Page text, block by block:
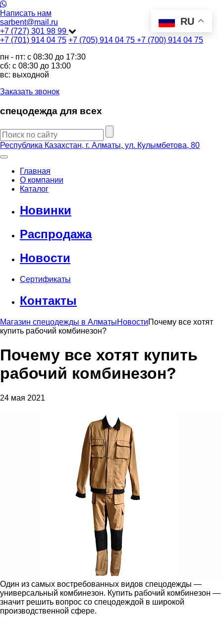
Написать нам
sarbent@mail.ru
+7 (727) 301 98 99
+7 (701) 914 04 75 +7 (705) 914 04 75 +7 (700) 914 04 75
пн - пт: c 08:30 до 17:30
сб: c 08:30 до 13:00
вс: выходной
Заказать звонок
спецодежда для всех
Республика Казахстан, г. Алматы, ул. Кулымбетова, 80
Главная
О компании
Каталог
Новинки
Распродажа
Новости
Сертификаты
Контакты
Магазин спецодежды в АлматыНовостиПочему все хотят
купить рабочий комбинезон?
Почему все хотят купить
рабочий комбинезон?
24 мая 2021
Один из самых востребованных видов спецодежды —
универсальный комбинезон. Купить рабочий комбинезон —
значит решить вопрос со спецодеждой в широкой
производственной сфере.
RU